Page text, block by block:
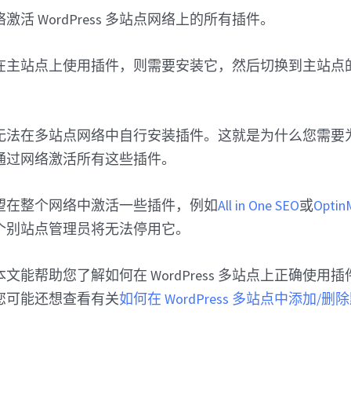
活 WordPress 多站点网络上的所有插件。
主站点上使用插件，则需要安装它，然后切换到主站点
法在多站点网络中自行安装插件。这就是为什么您需要
网络激活所有这些插件。
在整个网络中激活一些插件，例如All in One SEO或
站点管理员将无法停用它。
能帮助您了解如何在 WordPress 多站点上正确使用插
可能还想查看有关如何在 WordPress 多站点中添加/删